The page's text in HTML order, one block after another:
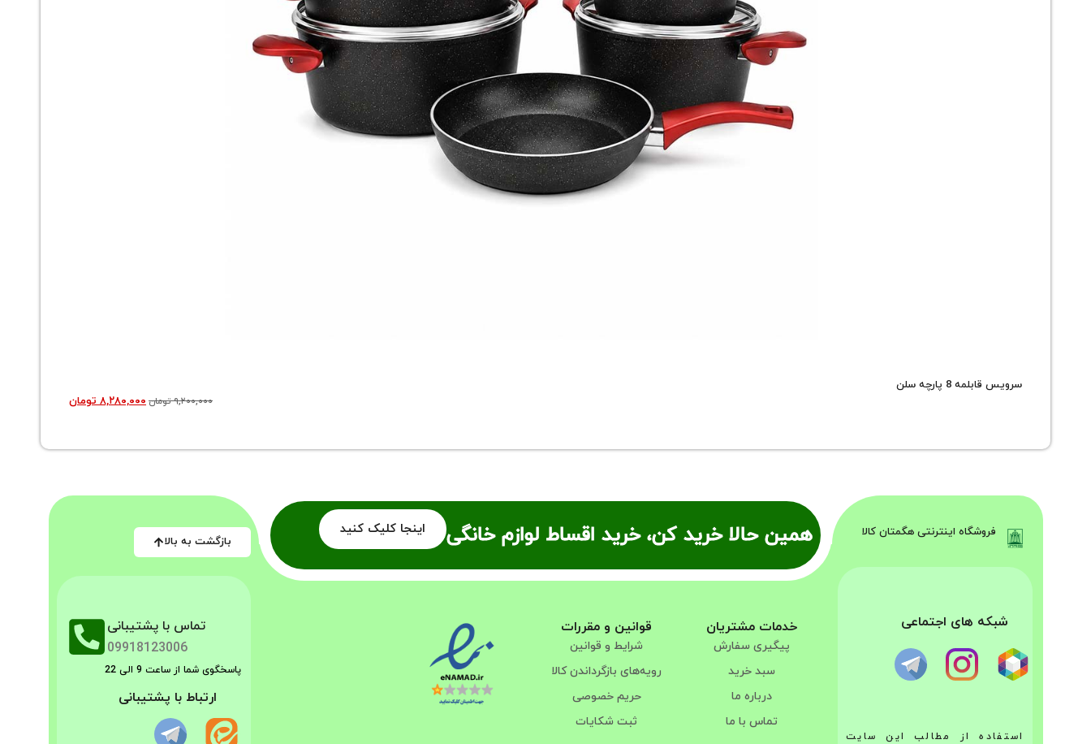
سرویس قابلمه 8 پارچه سلن
۹,۲۰۰,۰۰۰تومان۸,۲۸۰,۰۰۰ تومان
همین حالا خرید کن، خرید اقساط لوازم خانگی اینجا کلیک کنید فروشگاه اینترنتی هگمتان کالا
شبکه های اجتماعی
استفاده از مطالب این سایت
خدمات مشتریان
پیگیری سفارش
سبد خرید
درباره ما
تماس با ما
قوانین و مقررات
شرایط و قوانین
رویه‌های بازگرداندن کالا
حریم خصوصی
ثبت شکایات
بازگشت به بالا
تماس با پشتیبانی
09918123006
پاسخگوی شما از ساعت 9 الی 22
ارتباط با پشتیبانی